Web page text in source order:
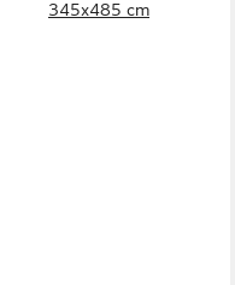
345x485 cm